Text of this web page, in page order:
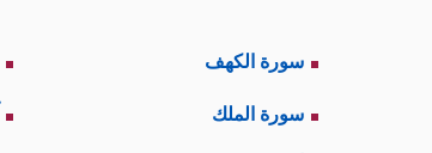
سورة الكهف
سورة الملك